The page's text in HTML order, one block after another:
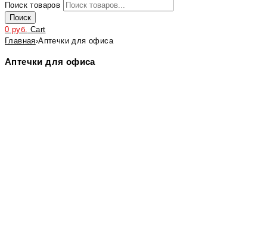
Поиск товаров
Поиск
0 руб. Cart
Главная›Аптечки для офиса
Аптечки для офиса